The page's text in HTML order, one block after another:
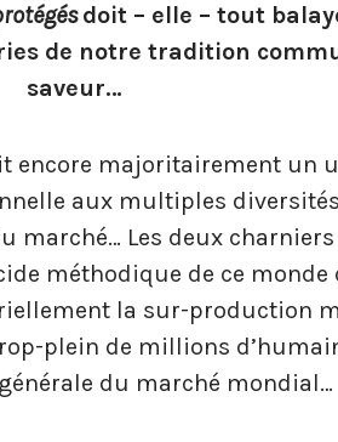
doit – elle – tout
de notre tradition
saveur…
encore majoritairement un
aux multiples
marché… Les deux
méthodique de ce
la sur-production
plein de millions
du marché mondial…